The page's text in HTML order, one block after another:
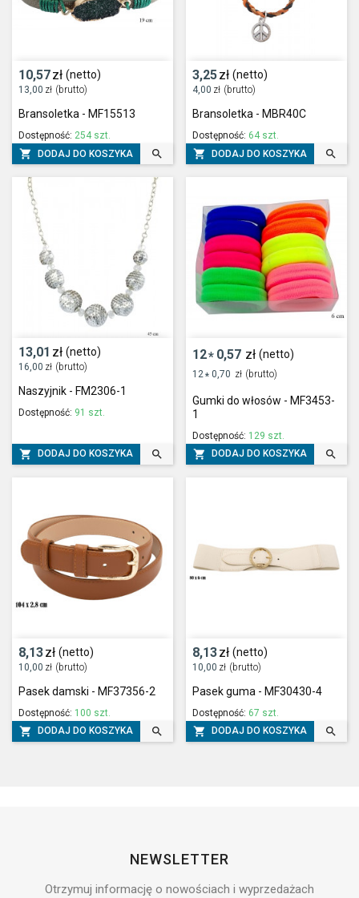
10,57zł (netto)
13,00 zł (brutto)
Bransoletka - MF15513
Dostępność: 254 szt.
 DODAJ DO KOSZYKA 
3,25zł (netto)
4,00 zł (brutto)
Bransoletka - MBR40C
Dostępność: 64 szt.
 DODAJ DO KOSZYKA 
13,01 zł (netto)
16,00 zł (brutto)
Naszyjnik - FM2306-1
Dostępność: 91 szt.
 DODAJ DO KOSZYKA 
12* 0,57 zł (netto)
12 * 0,70 zł (brutto)
Gumki do włosów - MF3453-
1
Dostępność: 129 szt.
 DODAJ DO KOSZYKA 
8,13zł (netto)
10,00 zł (brutto)
Pasek damski - MF37356-2
Dostępność: 100 szt.
 DODAJ DO KOSZYKA 
8,13zł (netto)
10,00 zł (brutto)
Pasek guma - MF30430-4
Dostępność: 67 szt.
 DODAJ DO KOSZYKA 
NEWSLETTER
Otrzymuj informację o nowościach i wyprzedażach